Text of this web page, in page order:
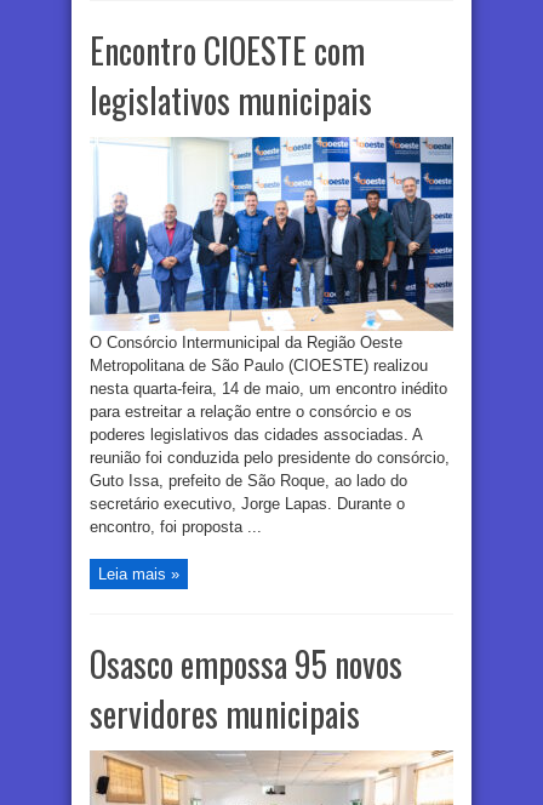
Encontro CIOESTE com
legislativos municipais
O Consórcio Intermunicipal da Região Oeste
Metropolitana de São Paulo (CIOESTE) realizou
nesta quarta-feira, 14 de maio, um encontro inédito
para estreitar a relação entre o consórcio e os
poderes legislativos das cidades associadas. A
reunião foi conduzida pelo presidente do consórcio,
Guto Issa, prefeito de São Roque, ao lado do
secretário executivo, Jorge Lapas. Durante o
encontro, foi proposta ...
Leia mais »
Osasco empossa 95 novos
servidores municipais